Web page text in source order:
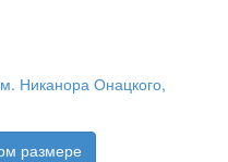
Никанора Онацкого,
размере